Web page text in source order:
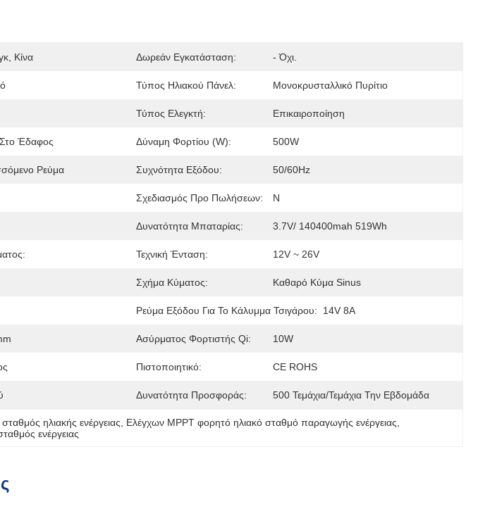
Κίνα Δωρεάν Εγκατάσταση: - Όχι.
Τύπος Ηλιακού Πάνελ: Μονοκρυσταλλικό Πυρίτιο
Τύπος Ελεγκτή: Επικαιροποίηση
Έδαφος Δύναμη Φορτίου (W): 500W
Ρεύμα Συχνότητα Εξόδου: 50/60Hz
Σχεδιασμός Προ Πωλήσεων: N
Δυνατότητα Μπαταρίας: 3.7V/ 140400mah 519Wh
Τεχνική Ένταση: 12V ~ 26V
Σχήμα Κύματος: Καθαρό Κύμα Sinus
Ρεύμα Εξόδου Για Το Κάλυμμα Τσιγάρου: 14V 8A
Ασύρματος Φορτιστής Qi: 10W
Πιστοποιητικό: CE ROHS
Δυνατότητα Προσφοράς: 500 Τεμάχια/Τεμάχια Την Εβδομάδα
ηλιακής ενέργειας Ελέγχων MPPT φορητό ηλιακό σταθμό παραγωγής ενέργειας
ενέργειας